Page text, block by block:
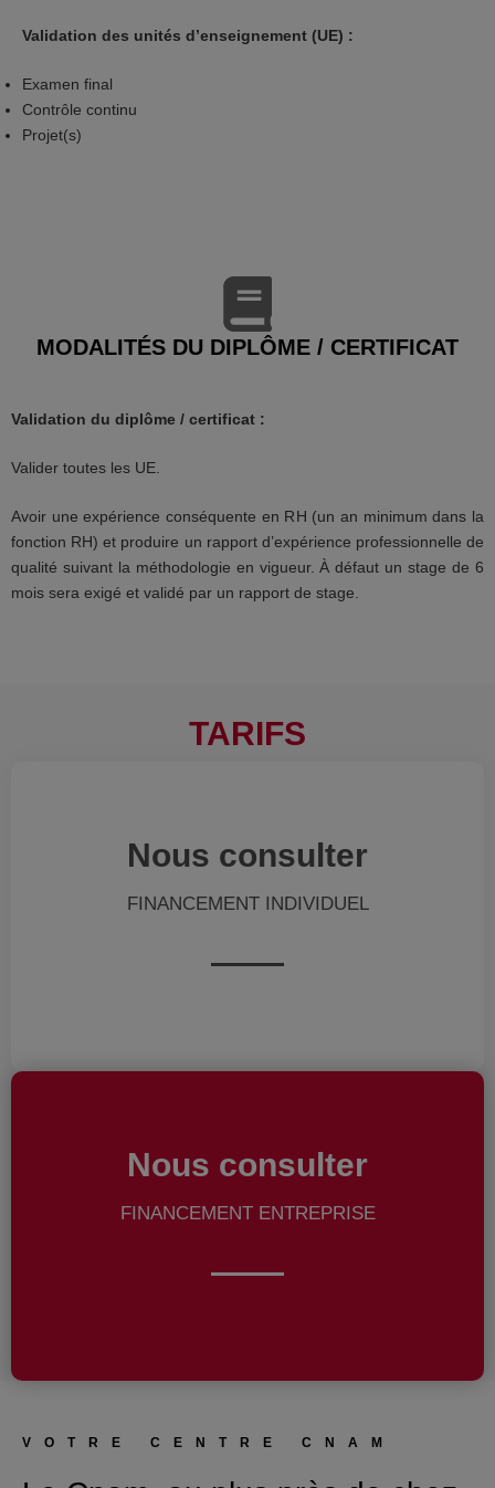
Validation des unités d’enseignement (UE) :
Examen final
Contrôle continu
Projet(s)
MODALITÉS DU DIPLÔME / CERTIFICAT
Validation du diplôme / certificat :
Valider toutes les UE.
Avoir une expérience conséquente en RH (un an minimum dans la
fonction RH) et produire un rapport d’expérience professionnelle de
qualité suivant la méthodologie en vigueur. À défaut un stage de 6
mois sera exigé et validé par un rapport de stage.
TARIFS
Nous consulter
FINANCEMENT INDIVIDUEL
Nous consulter
FINANCEMENT ENTREPRISE
VOTRE CENTRE CNAM